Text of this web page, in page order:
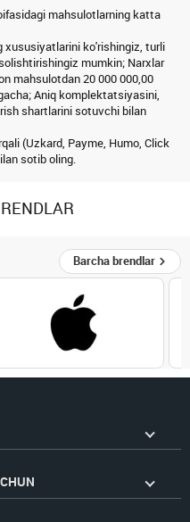
mahsulotlarning katta
xususiyatlarini ko'rishingiz, turli
mumkin; Narxlar
mahsulotdan 20 000 000,00
Aniq komplektatsiyasini,
shartlarini sotuvchi bilan
(Uzkard, Payme, Humo, Click
sotib oling.
Barcha brendlar